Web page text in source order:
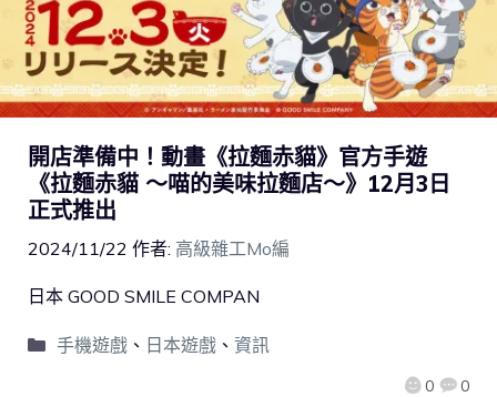
開店準備中！動畫《拉麵赤貓》官方手遊
《拉麵赤貓 ～喵的美味拉麵店～》12月3日
正式推出
2024/11/22 作者: 高級雜工Mo編
0 0
日本 GOOD SMILE COMPAN
手機遊戲、 日本遊戲、 資訊